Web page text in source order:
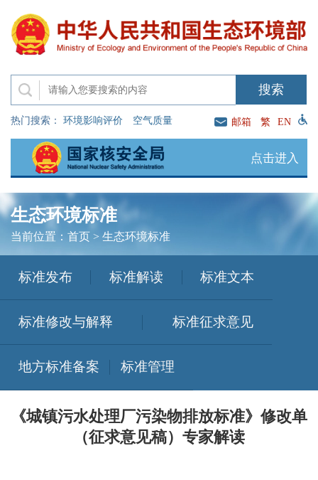
热门搜索： 环境影响评价 空气质量 邮箱 繁 EN
点击进入
生态环境标准
当前位置： 首页> 生态环境标准
标准发布 标准解读 标准文本
标准修改与解释 标准征求意见
地方标准备案 标准管理
《城镇污水处理厂污染物排放标准》修改单
（征求意见稿）专家解读